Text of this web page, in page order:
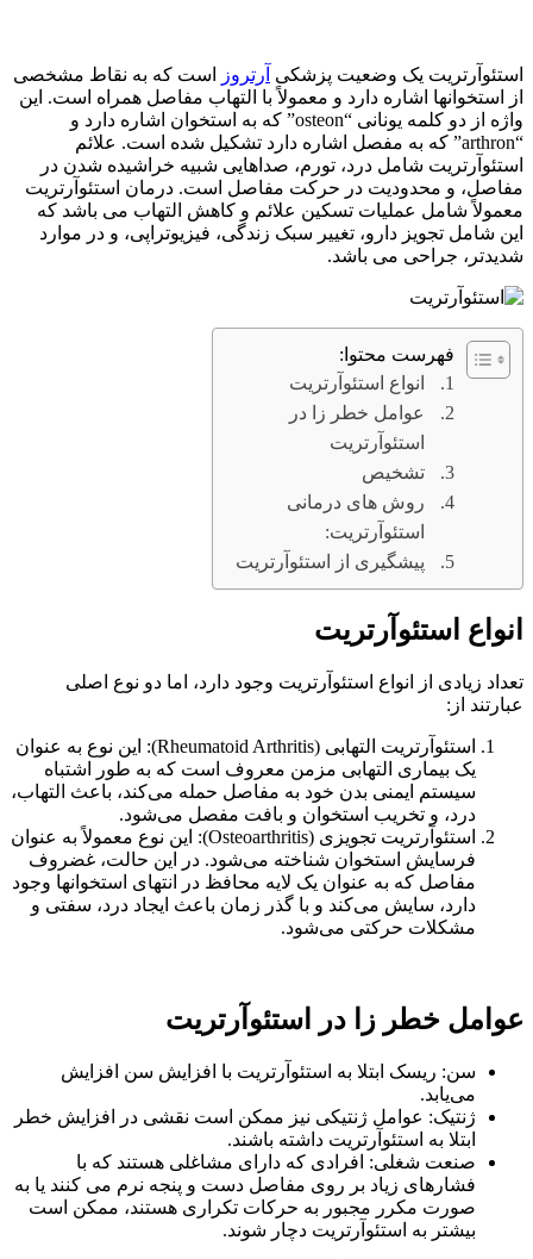
استئوآرتریت یک وضعیت پزشکی آرتروز
است که به نقاط مشخصی
از استخوانها اشاره دارد و معمولاً با التهاب مفاصل همراه است. این
واژه از دو کلمه یونانی “osteon” که به استخوان اشاره دارد و
“arthron” که به مفصل اشاره دارد تشکیل شده است. علائم
استئوآرتریت شامل درد، تورم، صداهایی شبیه خراشیده شدن در
مفاصل، و محدودیت در حرکت مفاصل است. درمان استئوآرتریت
معمولاً شامل عملیات تسکین علائم و کاهش التهاب می باشد که
این شامل تجویز دارو، تغییر سبک زندگی، فیزیوتراپی، و در موارد
شدیدتر، جراحی می باشد.
فهرست محتوا:
انواع استئوآرتریت
عوامل خطر زا در
استئوآرتریت
تشخیص
روش های درمانی
استئوآرتریت:
پیشگیری از استئوآرتریت
انواع استئوآرتریت
تعداد زیادی از انواع استئوآرتریت وجود دارد، اما دو نوع اصلی
عبارتند از:
استئوآرتریت التهابی (Rheumatoid Arthritis): این نوع به عنوان
یک بیماری التهابی مزمن معروف است که به طور اشتباه
سیستم ایمنی بدن خود به مفاصل حمله می‌کند، باعث التهاب،
درد، و تخریب استخوان و بافت مفصل می‌شود.
استئوآرتریت تجویزی (Osteoarthritis): این نوع معمولاً به عنوان
فرسایش استخوان شناخته می‌شود. در این حالت، غضروف
مفاصل که به عنوان یک لایه محافظ در انتهای استخوانها وجود
دارد، سایش می‌کند و با گذر زمان باعث ایجاد درد، سفتی و
مشکلات حرکتی می‌شود.
عوامل خطر زا در استئوآرتریت
سن: ریسک ابتلا به استئوآرتریت با افزایش سن افزایش
می‌یابد.
ژنتیک: عوامل ژنتیکی نیز ممکن است نقشی در افزایش خطر
ابتلا به استئوآرتریت داشته باشند.
صنعت شغلی: افرادی که دارای مشاغلی هستند که با
فشارهای زیاد بر روی مفاصل دست و پنجه نرم می کنند یا به
صورت مکرر مجبور به حرکات تکراری هستند، ممکن است
بیشتر به استئوآرتریت دچار شوند.